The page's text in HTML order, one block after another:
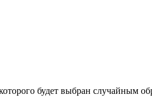
будет выбран случайным